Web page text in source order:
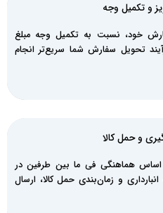
تکمیل‌ وجه
نسبت به تکمیل وجه مبلغ
تحویل سفارش شما سریع‌تر انجام
و حمل کالا
هماهنگی فی ما بین طرفین در
و زمان‌بندی حمل کالا، ارسال